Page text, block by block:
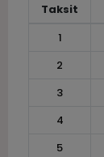
Taksit
1
2
3
4
5